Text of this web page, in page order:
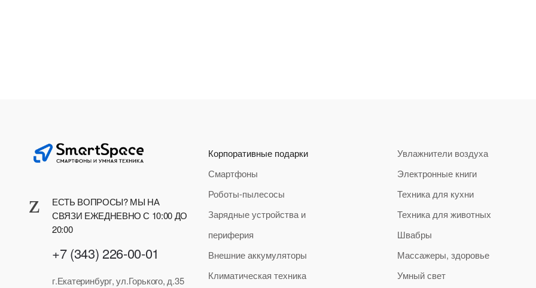
ЕСТЬ ВОПРОСЫ? МЫ НА
СВЯЗИ ЕЖЕДНЕВНО С 10:00 ДО
20:00
+7 (343) 226-00-01
г.Екатеринбург, ул.Горького, д.35
Корпоративные подарки
Смартфоны
Роботы-пылесосы
Зарядные устройства и
периферия
Внешние аккумуляторы
Климатическая техника
Увлажнители воздуха
Электронные книги
Техника для кухни
Техника для животных
Швабры
Массажеры, здоровье
Умный свет